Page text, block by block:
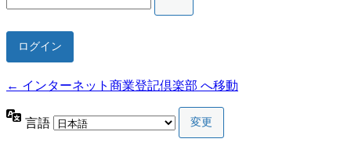
← インターネット商業登記倶楽部 へ移動
言語